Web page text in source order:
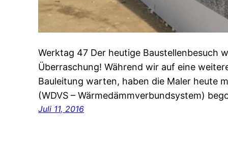
Werktag 47 Der heutige Baustellenbesuch
Überraschung! Während wir auf eine
Bauleitung warten, haben die Maler heute
(WDVS – Wärmedämmverbundsystem)
Juli 11, 2016